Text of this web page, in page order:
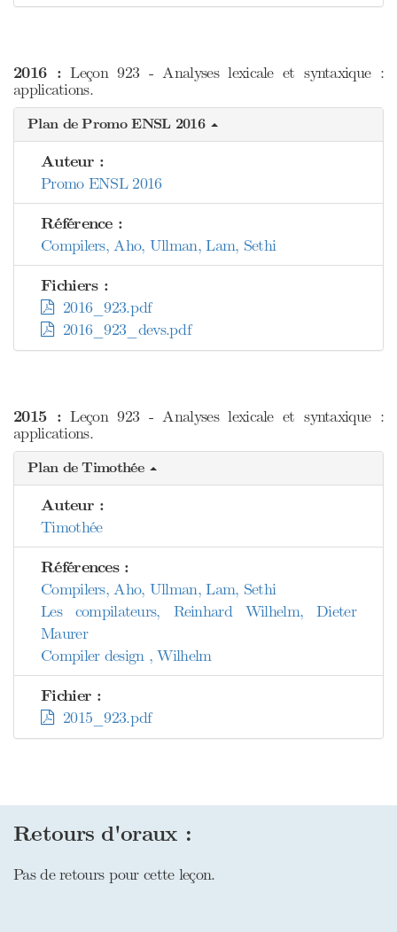
2016 :Leçon 923 - Analyses lexicale et syntaxique :
applications.
Plan de Promo ENSL 2016
Auteur :
Promo ENSL 2016
Référence :
Compilers, Aho, Ullman, Lam, Sethi
Fichiers :
2016_923.pdf
2016_923_devs.pdf
2015 :Leçon 923 - Analyses lexicale et syntaxique :
applications.
Plan de Timothée
Auteur :
Timothée
Références :
Compilers, Aho, Ullman, Lam, Sethi
Les compilateurs, Reinhard Wilhelm, Dieter
Maurer
Compiler design , Wilhelm
Fichier :
2015_923.pdf
Retours d'oraux :
Pas de retours pour cette leçon.